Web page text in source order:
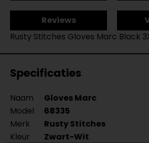
Reviews
Rusty Stitches Gloves Marc Black
Specificaties
Naam
Gloves Marc
Model
68335
Merk
Rusty Stitches
Kleur
Zwart-Wit